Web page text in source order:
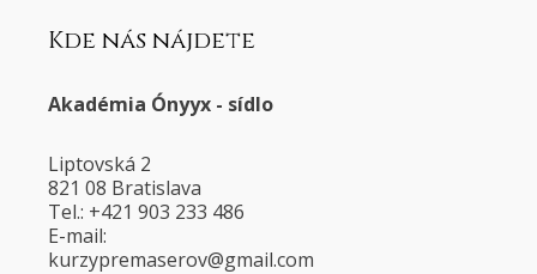
Kde nás nájdete
Akadémia Ónyyx - sídlo
Liptovská 2
821 08 Bratislava
Tel.: +421 903 233 486
E-mail:
moc.liamg
@voresamerpyzruk